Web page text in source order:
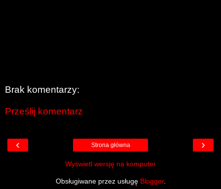
Brak komentarzy:
Prześlij komentarz
‹ ›
Strona główna
Wyświetl wersję na komputer
Obsługiwane przez usługę Blogger.